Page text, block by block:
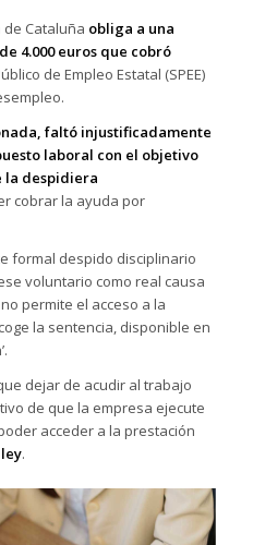
de Cataluña obliga a una
4.000 euros que cobró
de Empleo Estatal (SPEE)
faltó injustificadamente
laboral con el objetivo
la despidiera
cobrar la ayuda por
formal despido disciplinario
voluntario como real causa
permite el acceso a la
la sentencia, disponible en
dejar de acudir al trabajo
de que la empresa ejecute
acceder a la prestación
.